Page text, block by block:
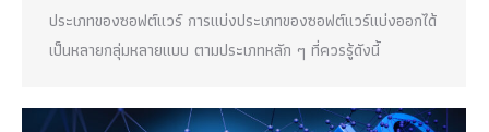
ประเภทของซอฟต์แวร์ การแบ่งประเภทของซอฟต์แวร์แบ่งออกได้
เป็นหลายกลุ่มหลายแบบ ตามประเภทหลัก ๆ ที่ควรรู้ดังนี้